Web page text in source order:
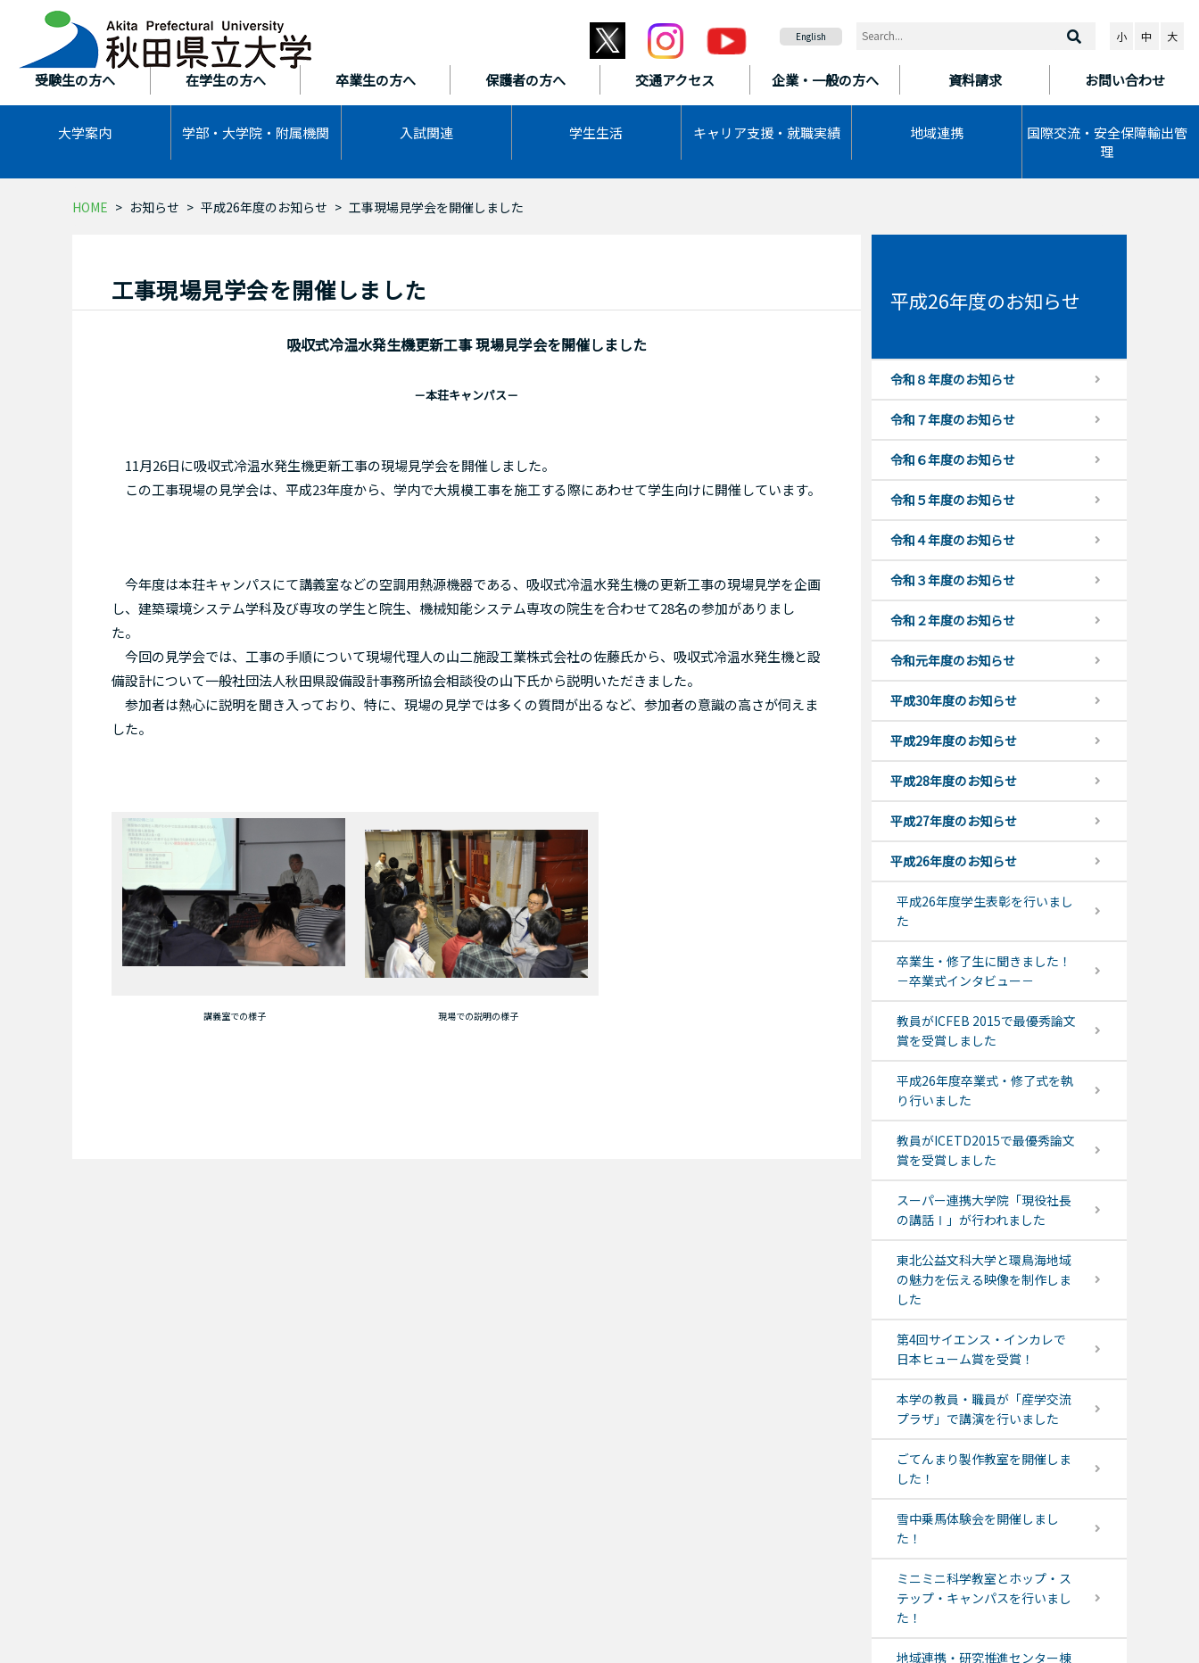
受験生の方へ 在学生の方へ 卒業生の方へ 保護者の方へ 交通アクセス 企業・一般の方へ 資料請求 お問い合わせ
大学案内 学部・大学院・ 附属機関 入試関連 学生生活 キャリア支援・ 就職実績 地域連携
国際交流・安全保障輸出管
理
English 小 中 大
HOME お知らせ 平成26年度のお知らせ 工事現場見学会を開催しました
工事現場見学会を開催しました
吸収式冷温水発生機更新工事 現場見学会を開催しました
－本荘キャンパス－
11月26日に吸収式冷温水発生機更新工事の現場見学会を開催しました。
この工事現場の見学会は、平成23年度から、学内で大規模工事を施工する際にあわせて学生向けに開催しています。
今年度は本荘キャンパスにて講義室などの空調用熱源機器である、吸収式冷温水発生機の更新工事の現場見学を企画
し、建築環境システム学科及び専攻の学生と院生、機械知能システム専攻の院生を合わせて28名の参加がありまし
た。
今回の見学会では、工事の手順について現場代理人の山二施設工業株式会社の佐藤氏から、吸収式冷温水発生機と設
備設計について一般社団法人秋田県設備設計事務所協会相談役の山下氏から説明いただきました。
参加者は熱心に説明を聞き入っており、特に、現場の見学では多くの質問が出るなど、参加者の意識の高さが伺えま
した。
講義室での様子 現場での説明の様子
平成26年度のお知らせ
令和８年度のお知らせ
令和７年度のお知らせ
令和６年度のお知らせ
令和５年度のお知らせ
令和４年度のお知らせ
令和３年度のお知らせ
令和２年度のお知らせ
令和元年度のお知らせ
平成30年度のお知らせ
平成29年度のお知らせ
平成28年度のお知らせ
平成27年度のお知らせ
平成26年度のお知らせ
平成26年度学生表彰を行いまし
た
卒業生・修了生に聞きました！
－卒業式インタビュー－
教員がICFEB 2015で最優秀論文
賞を受賞しました
平成26年度卒業式・修了式を執
り行いました
教員がICETD2015で最優秀論文
賞を受賞しました
スーパー連携大学院「現役社長
の講話Ⅰ」が行われました
東北公益文科大学と環鳥海地域
の魅力を伝える映像を制作しま
した
第4回サイエンス・インカレで
日本ヒューム賞を受賞！
本学の教員・職員が「産学交流
プラザ」で講演を行いました
ごてんまり製作教室を開催しま
した！
雪中乗馬体験会を開催しまし
た！
ミニミニ科学教室とホップ・ス
テップ・キャンパスを行いまし
た！
地域連携・研究推進センター棟